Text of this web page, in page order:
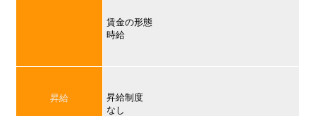
賃金の形態
時給
昇給
昇給制度
なし